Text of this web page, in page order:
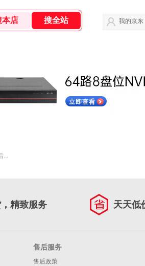
我的京东
...
精致服务 天天低
售后服务
售后政策